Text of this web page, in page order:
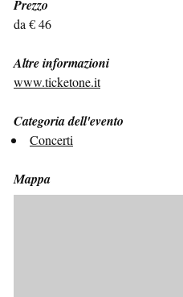
Prezzo
da € 46
Altre informazioni
www.ticketone.it
Categoria dell'evento
Concerti
Mappa